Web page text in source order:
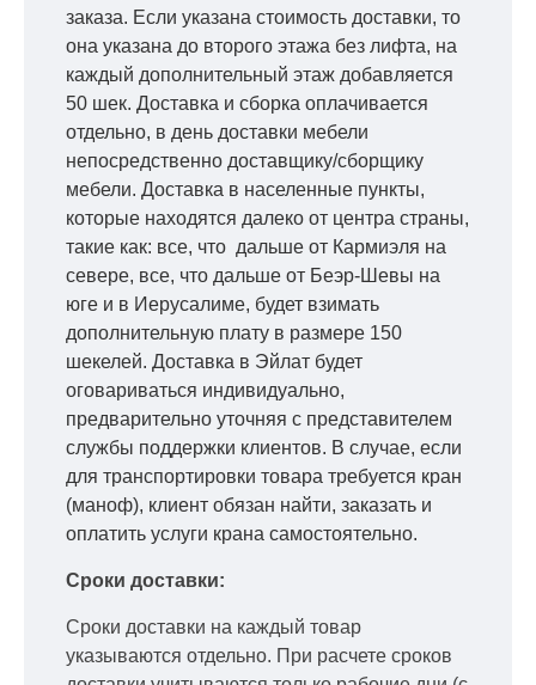
заказа. Если указана стоимость доставки, то
она указана до второго этажа без лифта, на
каждый дополнительный этаж добавляется
50 шек. Доставка и сборка оплачивается
отдельно, в день доставки мебели
непосредственно доставщику/сборщику
мебели. Доставка в населенные пункты,
которые находятся далеко от центра страны,
такие как: все, что дальше от Кармиэля на
севере, все, что дальше от Беэр-Шевы на
юге и в Иерусалиме, будет взимать
дополнительную плату в размере 150
шекелей. Доставка в Эйлат будет
оговариваться индивидуально,
предварительно уточняя с представителем
службы поддержки клиентов. В случае, если
для транспортировки товара требуется кран
(маноф), клиент обязан найти, заказать и
оплатить услуги крана самостоятельно.
Сроки доставки:
Сроки доставки на каждый товар
указываются отдельно. При расчете сроков